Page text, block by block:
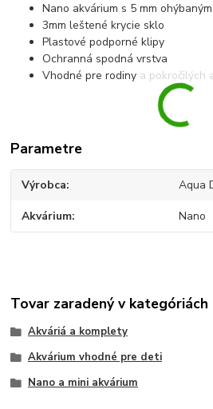
Nano akvárium s 5 mm
3mm leštené krycie sklo
Plastové podporné klipy
Ochranná spodná vrstva
Vhodné pre rodiny a pokročilých
Parametre
Výrobca Aqua
Akvárium Nano
Tovar zaradený v kategóriách
Akváriá a komplety
Akvárium vhodné pre deti
Nano a mini akvárium